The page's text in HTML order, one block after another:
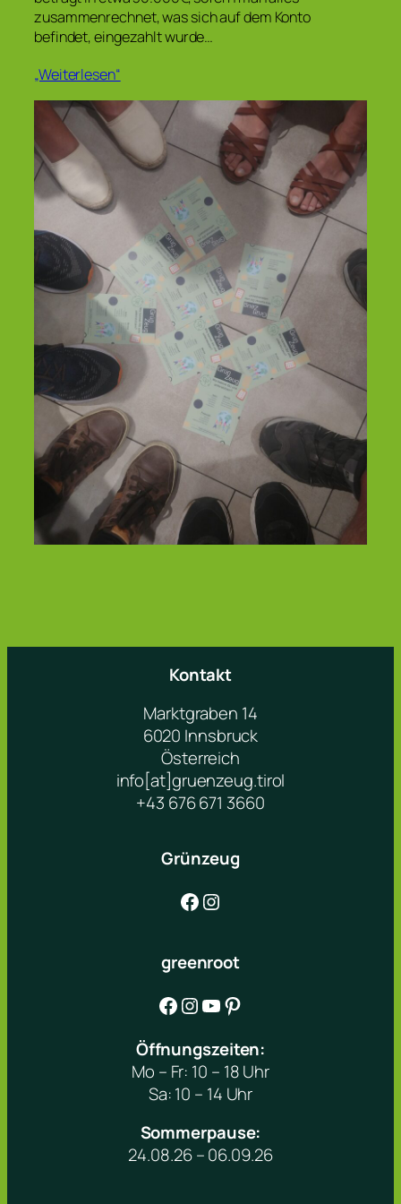
zusammenrechnet, was sich auf dem Konto
befindet, eingezahlt wurde…
„Weiterlesen“
Kontakt
Marktgraben 14
6020 Innsbruck
Österreich
info[at]gruenzeug.tirol
+43 676 671 3660
Grünzeug
Facebook Instagram
greenroot
Facebook Instagram YouTube Pinterest
Öffnungszeiten:
Mo – Fr: 10 – 18 Uhr
Sa: 10 – 14 Uhr
Sommerpause:
24.08.26 – 06.09.26